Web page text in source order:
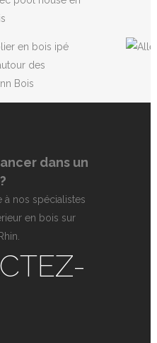
dans un
à nos spécialistes
en bois sur